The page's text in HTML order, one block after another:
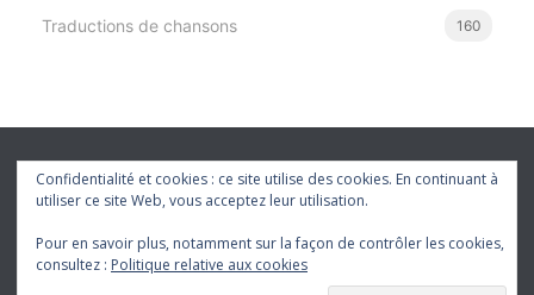
Traductions de chansons 160
Confidentialité et cookies : ce site utilise des cookies. En continuant à
utiliser ce site Web, vous acceptez leur utilisation.
Pour en savoir plus, notamment sur la façon de contrôler les cookies,
consultez : Politique relative aux cookies